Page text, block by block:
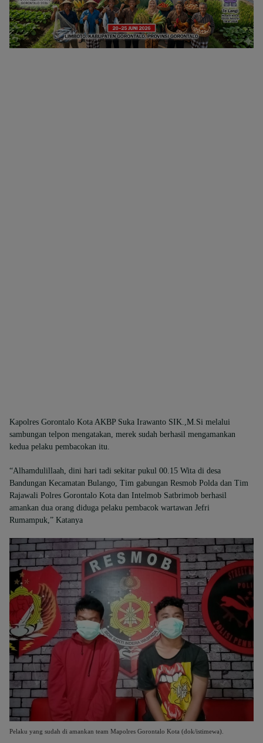
Kapolres Gorontalo Kota AKBP Suka Irawanto SIK.,M.Si melalui
sambungan telpon mengatakan, merek sudah berhasil mengamankan
kedua pelaku pembacokan itu.
“Alhamdulillaah, dini hari tadi sekitar pukul 00.15 Wita di desa
Bandungan Kecamatan Bulango, Tim gabungan Resmob Polda dan Tim
Rajawali Polres Gorontalo Kota dan Intelmob Satbrimob berhasil
amankan dua orang diduga pelaku pembacok wartawan Jefri
Rumampuk,” Katanya
Pelaku yang sudah di amankan team Mapolres Gorontalo Kota (dok/istimewa).